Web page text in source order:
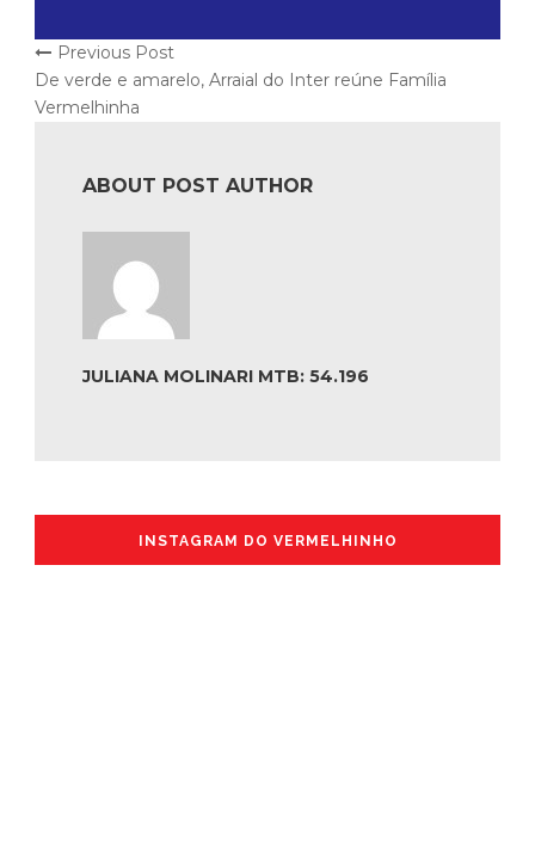
Previous Post
De verde e amarelo, Arraial do Inter reúne Família
Vermelhinha
ABOUT POST AUTHOR
JULIANA MOLINARI MTB: 54.196
INSTAGRAM DO VERMELHINHO